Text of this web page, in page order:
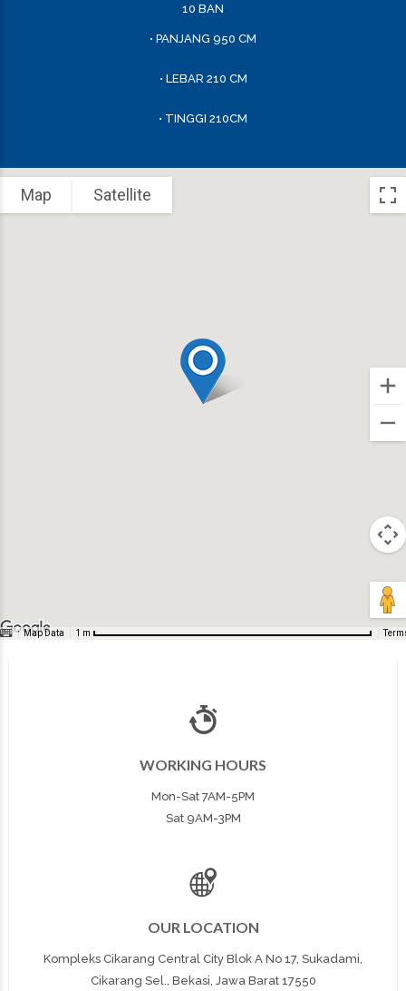
10 BAN
• PANJANG 950 CM
• LEBAR 210 CM
• TINGGI 210CM
Map Satellite
Map Data 1 m
WORKING HOURS
Mon-Sat 7AM-5PM
Sat 9AM-3PM
OUR LOCATION
Kompleks Cikarang Central City Blok A No 17, Sukadami,
Cikarang Sel., Bekasi, Jawa Barat 17550